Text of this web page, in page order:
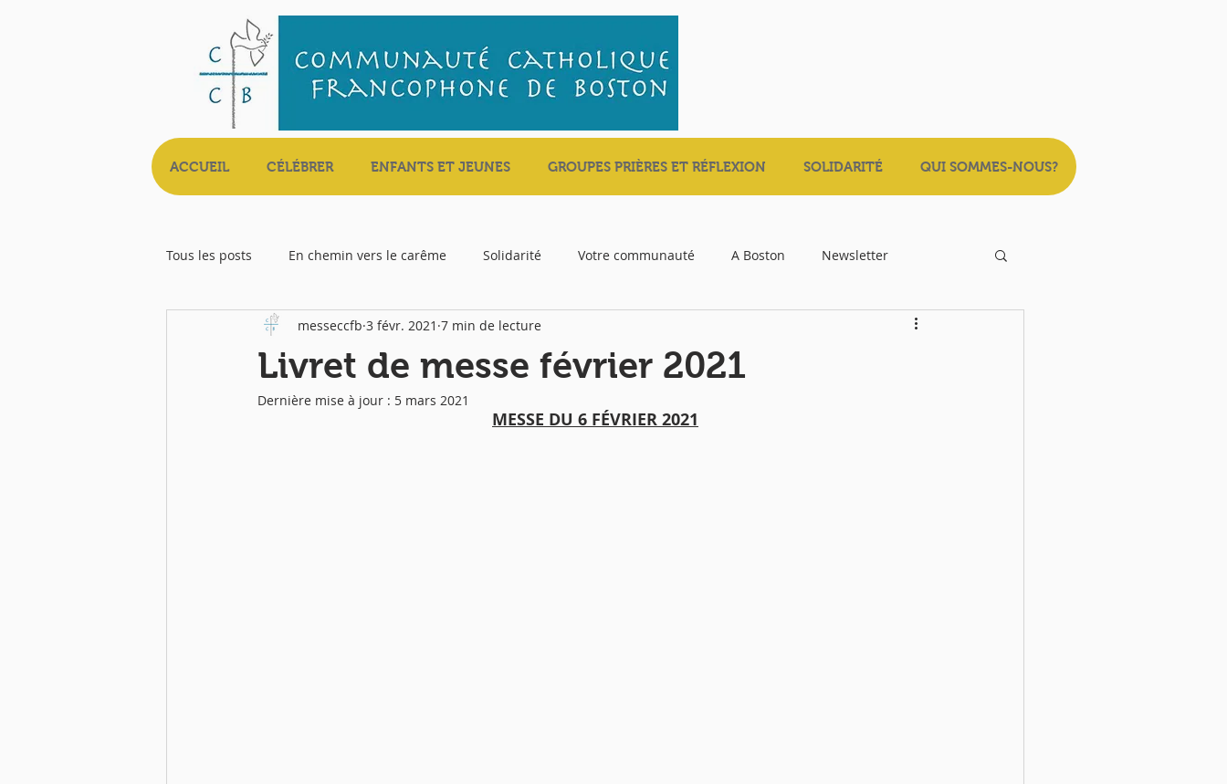
ACCUEIL CÉLÉBRER ENFANTS ET JEUNES GROUPES PRIÈRES ET RÉFLEXION SOLIDARITÉ QUI SOMMES-NOUS?
Tous les posts En chemin vers le carême Solidarité Votre communauté A Boston Newsletter
Livret Messe
Livret de messe février 2021
messeccfb 3 févr. 2021 7 min de lecture
Dernière mise à jour : 5 mars 2021
MESSE DU 6 FÉVRIER 2021